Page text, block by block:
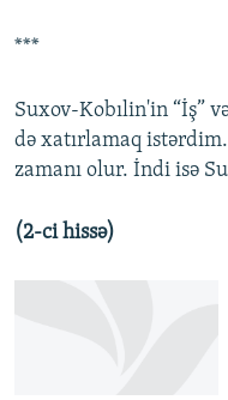
***
Suxov-Kobılin'in “İş”
də xatırlamaq
zamanı olur. İndi isə
(2-ci hissə)